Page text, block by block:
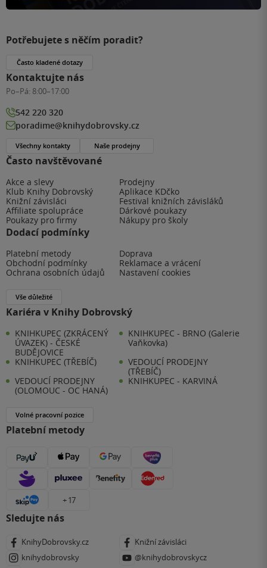
Často navštěvované
Akce a slevy
Prodejny
Klub Knihy Dobrovský
Aplikace KDčko
Knižní závisláci
Festival knižních závisláků
Affiliate spolupráce
Dárkové poukazy
Poukazy pro firmy
Nákupy pro školy
Dodací podmínky
Platební metody
Doprava
Obchodní podmínky
Reklamace a vrácení
Ochrana osobních údajů
Nastavení cookies
Vše důležité
Kariéra v Knihy Dobrovský
KNIHKUPEC (ZKRÁCENÝ
ÚVAZEK) - ČESKÉ
BUDĚJOVICE
KNIHKUPEC - BRNO (Galerie
Vaňkovka)
KNIHKUPEC (TŘEBÍČ)
VEDOUCÍ PRODEJNY
(TŘEBÍČ)
VEDOUCÍ PRODEJNY
(OLOMOUC - OC HANÁ)
KNIHKUPEC - KARVINÁ
Volné pracovní pozice
Platební metody
+ 17
Sledujte nás
KnihyDobrovsky.cz
Knižní závisláci
knihydobrovsky
@knihydobrovskycz
Potřebujete s něčím poradit?
Často kladené dotazy
Kontaktujte nás
Po–Pá: 8:00–17:00
542 220 320
poradime@knihydobrovsky.cz
Všechny kontakty Naše prodejny